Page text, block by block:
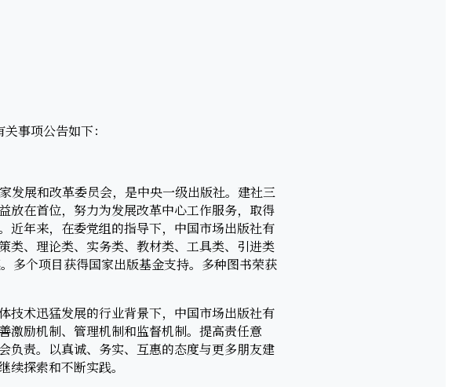
事项公告如下：
展和改革委员会，是中央一级出版社。建社三
放在首位，努力为发展改革中心工作服务，取得
近年来，在委党组的指导下，中国市场出版社有
类、理论类、实务类、教材类、工具类、引进类
多个项目获得国家出版基金支持。多种图书荣获
术迅猛发展的行业背景下，中国市场出版社有
激励机制、管理机制和监督机制。提高责任意
负责。以真诚、务实、互惠的态度与更多朋友建
探索和不断实践。